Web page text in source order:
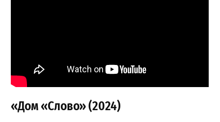
«Дом «Слово» (2024)